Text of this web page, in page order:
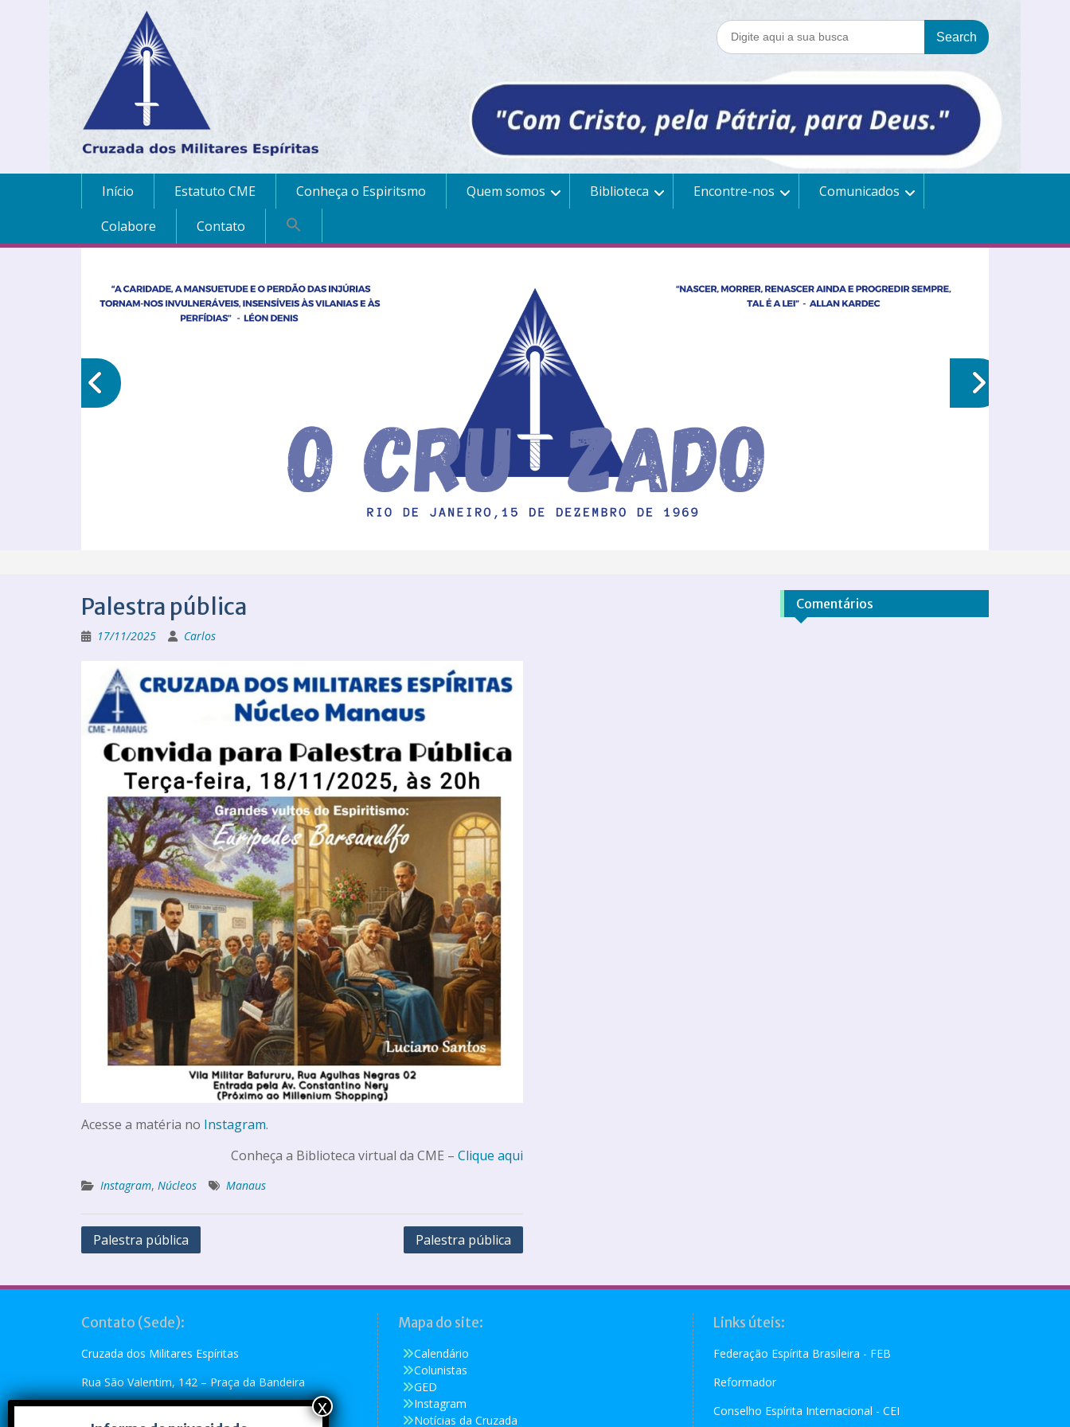
Início Estatuto CME Conheça o Espiritsmo Quem somos Biblioteca Encontre-nos
Comunicados
Colabore
Contato
Palestra pública
17/11/2025 Carlos
Acesse a matéria no Instagram.
Conheça a Biblioteca virtual da CME – Clique aqui
Instagram, Núcleos Manaus
Palestra pública Palestra pública
Comentários
Contato (Sede):
Cruzada dos Militares Espíritas
Rua São Valentim, 142 – Praça da Bandeira
Rio de Janeiro, RJ – CEP: 20.260-110
Mapa do site:
Calendário
Colunistas
GED
Instagram
Notícias da Cruzada
Links úteis:
Federação Espírita Brasileira - FEB
Reformador
Conselho Espírita Internacional - CEI